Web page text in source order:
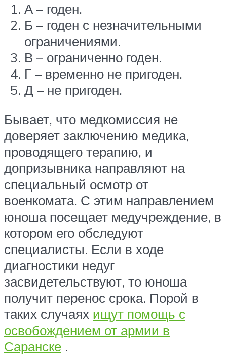
А – годен.
Б – годен с незначительными
ограничениями.
В – ограниченно годен.
Г – временно не пригоден.
Д – не пригоден.
Бывает, что медкомиссия не
доверяет заключению медика,
проводящего терапию, и
допризывника направляют на
специальный осмотр от
военкомата. С этим направлением
юноша посещает медучреждение, в
котором его обследуют
специалисты. Если в ходе
диагностики недуг
засвидетельствуют, то юноша
получит перенос срока. Порой в
таких случаях ищут помощь с
освобождением от армии в
Саранске .